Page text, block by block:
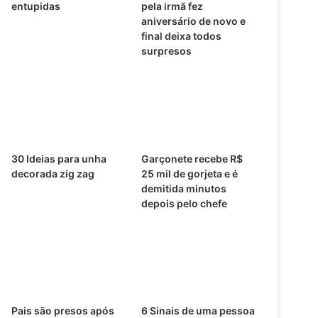
entupidas
pela irmã fez
aniversário de novo e
final deixa todos
surpresos
30 Ideias para unha
decorada zig zag
Garçonete recebe R$
25 mil de gorjeta e é
demitida minutos
depois pelo chefe
Pais são presos após
6 Sinais de uma pessoa